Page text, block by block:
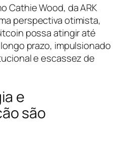
Cathie Wood, da ARK
perspectiva otimista,
possa atingir até
longo prazo, impulsionado
e escassez de
e
são